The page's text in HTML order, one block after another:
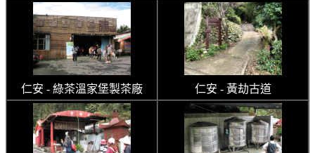
仁安 - 綠茶溫家堡製茶廠 仁安 - 黃劫古道